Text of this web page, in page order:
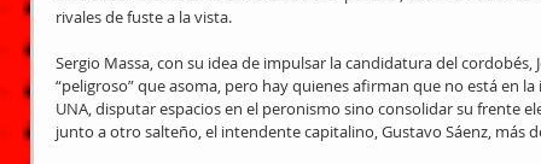
rivales de fuste a la vista.
Sergio Massa, con su idea de impulsar la candidatura del cordobés,
“peligroso” que asoma, pero hay quienes afirman que no está en
UNA, disputar espacios en el peronismo sino consolidar su frente
junto a otro salteño, el intendente capitalino, Gustavo Sáenz, más